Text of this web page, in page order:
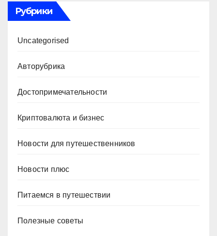
Рубрики
Uncategorised
Авторубрика
Достопримечательности
Криптовалюта и бизнес
Новости для путешественников
Новости плюс
Питаемся в путешествии
Полезные советы